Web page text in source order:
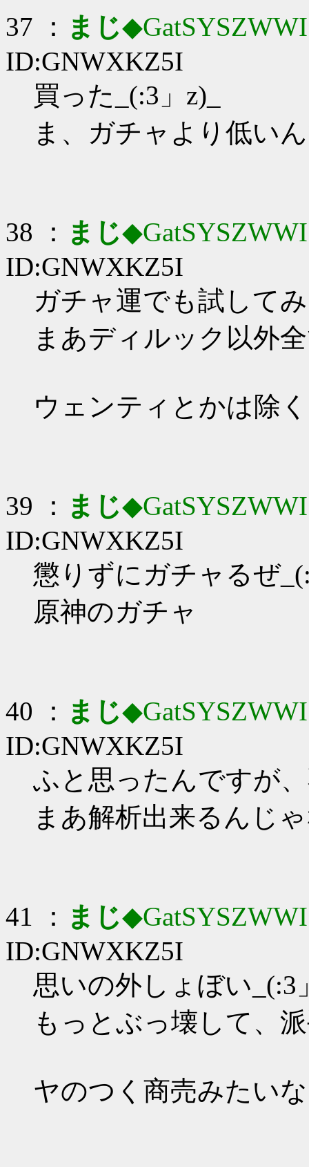
37 ： まじ◆GatSYSZWWI
ID:GNWXKZ5I
買った_(:3」z)_
ま、ガチャより低い
38 ： まじ◆GatSYSZWWI
ID:GNWXKZ5I
ガチャ運でも試して
まあディルック以外
ウェンティとかは除く
39 ： まじ◆GatSYSZWWI
ID:GNWXKZ5I
懲りずにガチャるぜ
原神のガチャ
40 ： まじ◆GatSYSZWWI
ID:GNWXKZ5I
ふと思ったんですが
まあ解析出来るんじ
41 ： まじ◆GatSYSZWWI
ID:GNWXKZ5I
思いの外しょぼい_(:3
もっとぶっ壊して、
ヤのつく商売みたい